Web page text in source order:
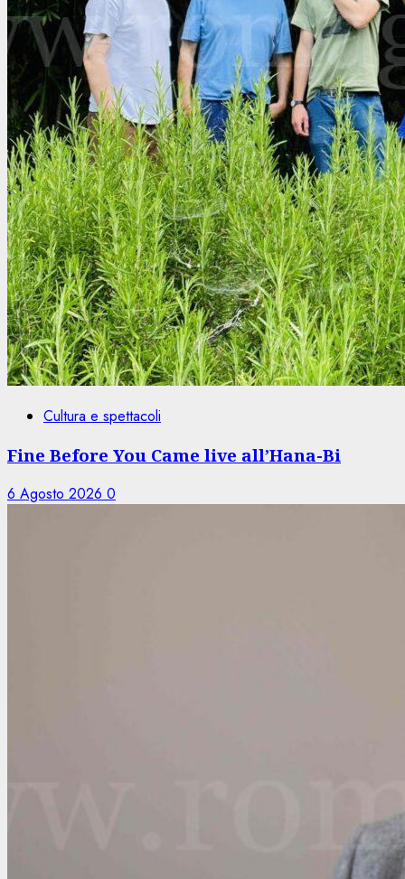
Cultura e spettacoli
Fine Before You Came live all’Hana-Bi
6 Agosto 2026 0